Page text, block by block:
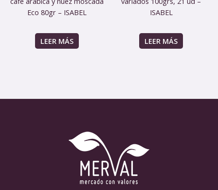
Eco 80gr – ISABEL
LEER MÁS
ISABEL
LEER MÁS